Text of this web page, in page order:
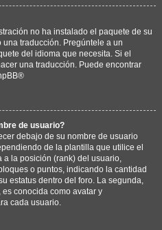
no ha instalado el paquete de su
traducción. Pregúntele a un
del idioma que necesita. Si el
una traducción. Puede encontrar
®
de usuario?
debajo de su nombre de usuario
de la plantilla que utilice el
la posición (rank) del usuario,
o puntos, indicando la cantidad
estatus dentro del foro. La segunda,
conocida como avatar y
cada usuario.